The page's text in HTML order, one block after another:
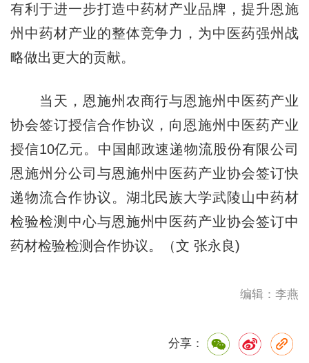
有利于进一步打造中药材产业品牌，提升恩施
州中药材产业的整体竞争力，为中医药强州战
略做出更大的贡献。
当天，恩施州农商行与恩施州中医药产业
协会签订授信合作协议，向恩施州中医药产业
授信10亿元。中国邮政速递物流股份有限公司
恩施州分公司与恩施州中医药产业协会签订快
递物流合作协议。湖北民族大学武陵山中药材
检验检测中心与恩施州中医药产业协会签订中
药材检验检测合作协议。（文 张永良)
编辑：李燕
分享：